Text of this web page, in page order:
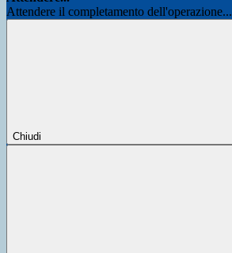
Attendere il completamento dell'operazione...
Chiudi